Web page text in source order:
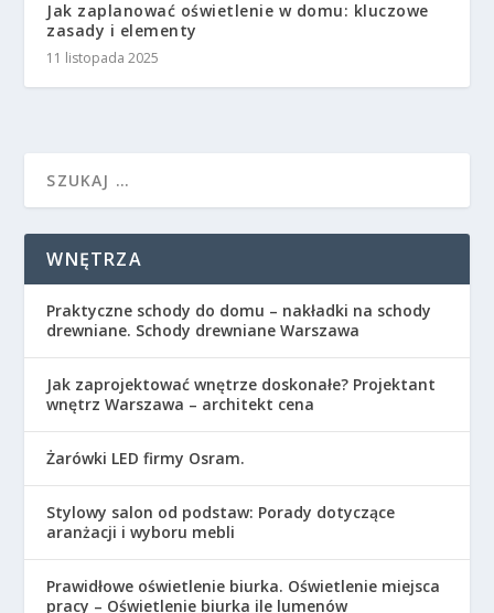
Jak zaplanować oświetlenie w domu: kluczowe
zasady i elementy
11 listopada 2025
WNĘTRZA
Praktyczne schody do domu – nakładki na schody
drewniane. Schody drewniane Warszawa
Jak zaprojektować wnętrze doskonałe? Projektant
wnętrz Warszawa – architekt cena
Żarówki LED firmy Osram.
Stylowy salon od podstaw: Porady dotyczące
aranżacji i wyboru mebli
Prawidłowe oświetlenie biurka. Oświetlenie miejsca
pracy – Oświetlenie biurka ile lumenów